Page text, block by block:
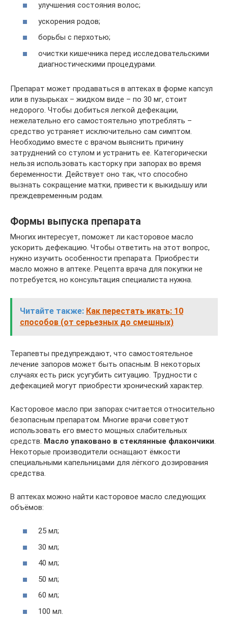
улучшения состояния волос;
ускорения родов;
борьбы с перхотью;
очистки кишечника перед исследовательскими
диагностическими процедурами.
Препарат может продаваться в аптеках в форме капсул
или в пузырьках – жидком виде – по 30 мг, стоит
недорого. Чтобы добиться легкой дефекации,
нежелательно его самостоятельно употреблять –
средство устраняет исключительно сам симптом.
Необходимо вместе с врачом выяснить причину
затруднений со стулом и устранить ее. Категорически
нельзя использовать касторку при запорах во время
беременности. Действует оно так, что способно
вызнать сокращение матки, привести к выкидышу или
преждевременным родам.
Формы выпуска препарата
Многих интересует, поможет ли касторовое масло
ускорить дефекацию. Чтобы ответить на этот вопрос,
нужно изучить особенности препарата. Приобрести
масло можно в аптеке. Рецепта врача для покупки не
потребуется, но консультация специалиста нужна.
Читайте также: Как перестать икать: 10
способов (от серьезных до смешных)
Терапевты предупреждают, что самостоятельное
лечение запоров может быть опасным. В некоторых
случаях есть риск усугубить ситуацию. Трудности с
дефекацией могут приобрести хронический характер.
Касторовое масло при запорах считается относительно
безопасным препаратом. Многие врачи советуют
использовать его вместо мощных слабительных
средств. Масло упаковано в стеклянные флакончики.
Некоторые производители оснащают ёмкости
специальными капельницами для лёгкого дозирования
средства.
В аптеках можно найти касторовое масло следующих
объёмов:
25 мл;
30 мл;
40 мл;
50 мл;
60 мл;
100 мл.